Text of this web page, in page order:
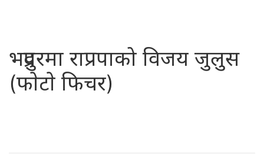
भद्रपुरमा राप्रपाको विजय जुलुस
(फाेटाे फिचर)